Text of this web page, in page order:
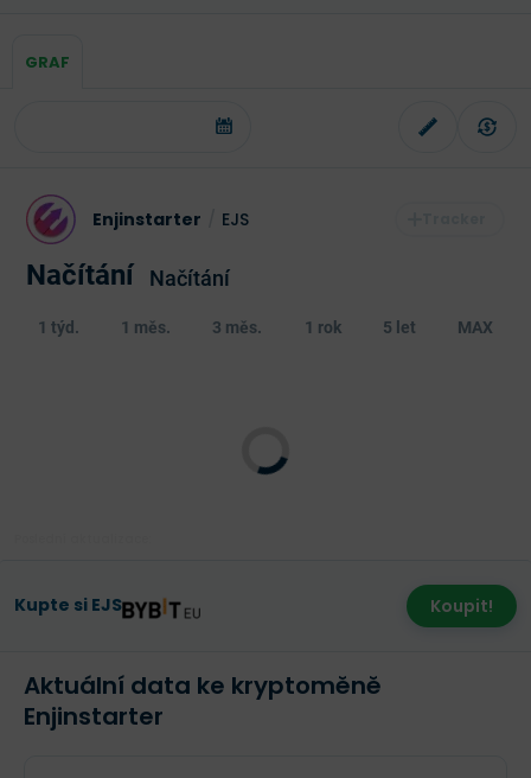
GRAF
Enjinstarter EJS
Načítání Načítání
1 týd. 1 měs. 3 měs. 1 rok 5 let MAX
Kupte si EJS Koupit!
Aktuální data ke kryptoměně
Enjinstarter